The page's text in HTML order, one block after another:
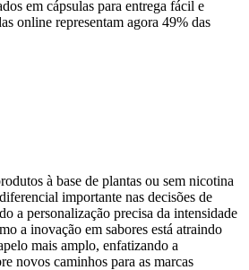
em cápsulas para entrega fácil e
online representam agora 49% das
à base de plantas ou sem nicotina
importante nas decisões de
a personalização precisa da intensidade
a inovação em sabores está atraindo
mais amplo, enfatizando a
novos caminhos para as marcas